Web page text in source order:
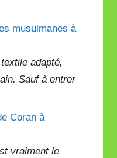
musulmanes à
adapté,
Sauf à entrer
Coran à
vraiment le